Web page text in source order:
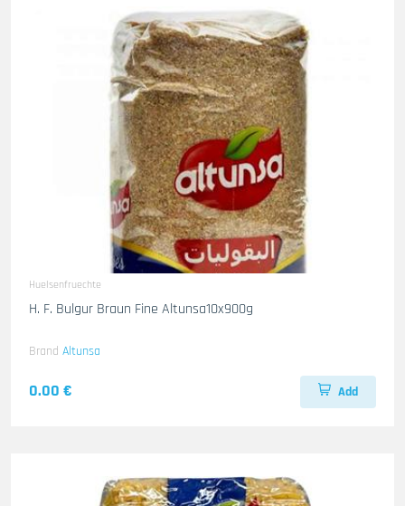
Huelsenfruechte
H. F. Bulgur Braun Fine Altunsa10x900g
Brand Altunsa
0.00 € Add